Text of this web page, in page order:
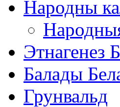
Народны
Этнагенез
Балады
Грунвальд